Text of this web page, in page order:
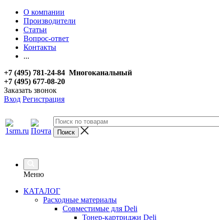
О компании
Производители
Статьи
Вопрос-ответ
Контакты
...
+7 (495) 781-24-84 Многоканальный
+7 (495) 677-08-20
Заказать звонок
Вход Регистрация
Меню
КАТАЛОГ
Расходные материалы
Совместимые для Deli
Тонер-картриджи Deli